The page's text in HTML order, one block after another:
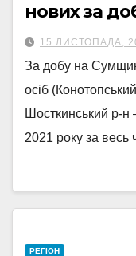
нових за
15 ЛИСТОПАДА,
За добу на
осіб
Шосткинський р-
2021 року за весь
РЕГІОН